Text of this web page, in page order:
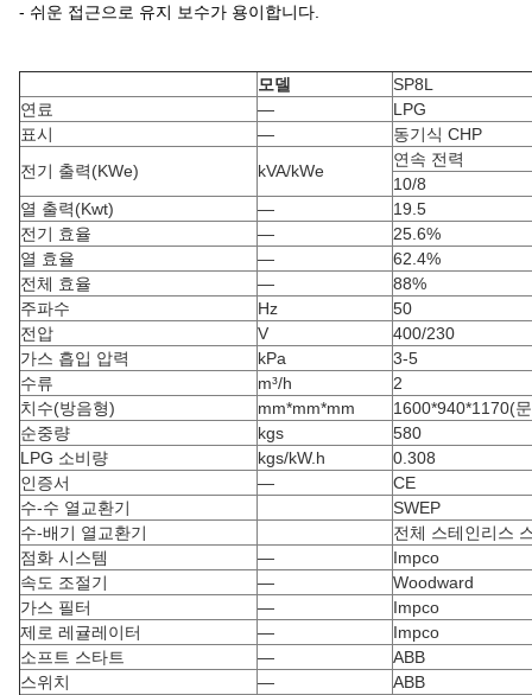
- 쉬운 접근으로 유지 보수가 용이합니다.
모델
SP8L
연료
—
LPG
표시
—
동기식 CHP
전기 출력(KWe)
kVA/kWe
연속 전력
10/8
열 출력(Kwt)
—
19.5
전기 효율
—
25.6%
열 효율
—
62.4%
전체 효율
—
88%
주파수
Hz
50
전압
V
400/230
가스 흡입 압력
kPa
3-5
수류
m³/h
2
치수(방음형)
mm*mm*mm
1600*940*1170(
순중량
kgs
580
LPG 소비량
kgs/kW.h
0.308
인증서
—
CE
수-수 열교환기
SWEP
수-배기 열교환기
전체 스테인리스
점화 시스템
—
Impco
속도 조절기
—
Woodward
가스 필터
—
Impco
제로 레귤레이터
—
Impco
소프트 스타트
—
ABB
스위치
—
ABB